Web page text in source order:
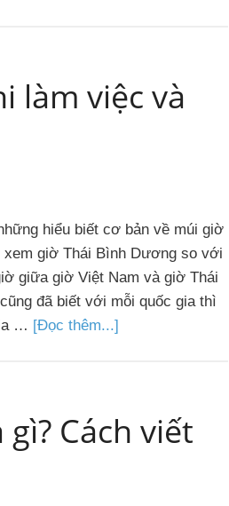
làm việc và
hiểu biết cơ bản về múi giờ
giờ Thái Bình Dương so với
giữa giờ Việt Nam và giờ Thái
đã biết với mỗi quốc gia thì
… [Đọc thêm...]
Cách viết